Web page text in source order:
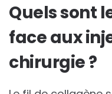
Quels sont
face aux
chirurgie ?